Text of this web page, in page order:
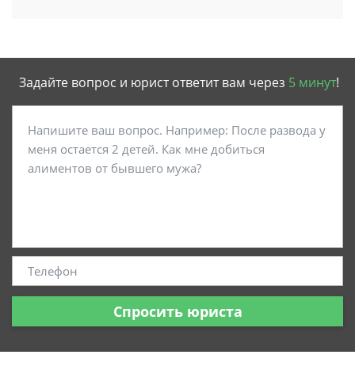
Задайте вопрос и юрист ответит вам через 5 минут!
Спросить юриста